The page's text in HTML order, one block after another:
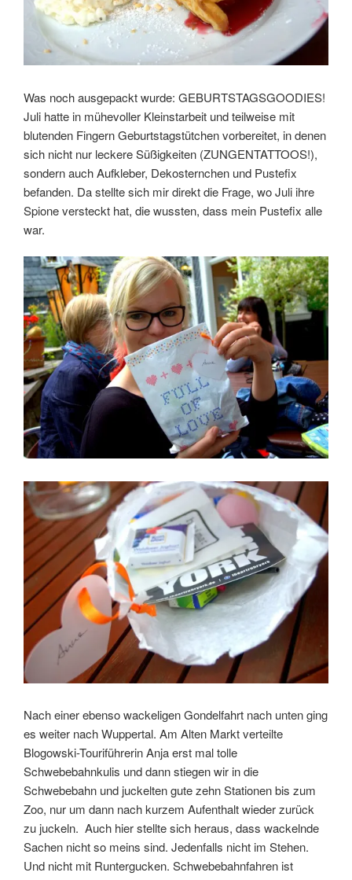
Was noch ausgepackt wurde: GEBURTSTAGSGOODIES!
Juli hatte in mühevoller Kleinstarbeit und teilweise mit
blutenden Fingern Geburtstagstütchen vorbereitet, in denen
sich nicht nur leckere Süßigkeiten (ZUNGENTATTOOS!),
sondern auch Aufkleber, Dekosternchen und Pustefix
befanden. Da stellte sich mir direkt die Frage, wo Juli ihre
Spione versteckt hat, die wussten, dass mein Pustefix alle
war.
Nach einer ebenso wackeligen Gondelfahrt nach unten ging
es weiter nach Wuppertal. Am Alten Markt verteilte
Blogowski-Touriführerin Anja erst mal tolle
Schwebebahnkulis und dann stiegen wir in die
Schwebebahn und juckelten gute zehn Stationen bis zum
Zoo, nur um dann nach kurzem Aufenthalt wieder zurück
zu juckeln. Auch hier stellte sich heraus, dass wackelnde
Sachen nicht so meins sind. Jedenfalls nicht im Stehen.
Und nicht mit Runtergucken. Schwebebahnfahren ist